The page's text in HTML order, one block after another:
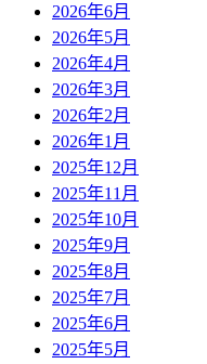
2026年6月
2026年5月
2026年4月
2026年3月
2026年2月
2026年1月
2025年12月
2025年11月
2025年10月
2025年9月
2025年8月
2025年7月
2025年6月
2025年5月